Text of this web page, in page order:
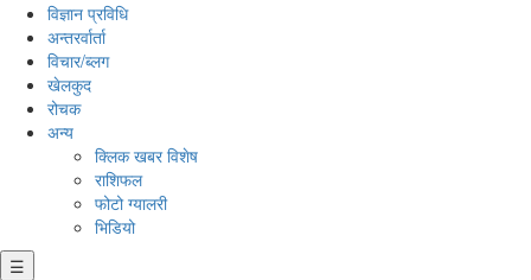
विज्ञान प्रविधि
अन्तरर्वार्ता
विचार/ब्लग
खेलकुद
रोचक
अन्य
क्लिक खबर विशेष
राशिफल
फोटो ग्यालरी
भिडियो
☰